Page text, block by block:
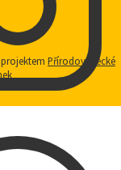
Přírodovědecké